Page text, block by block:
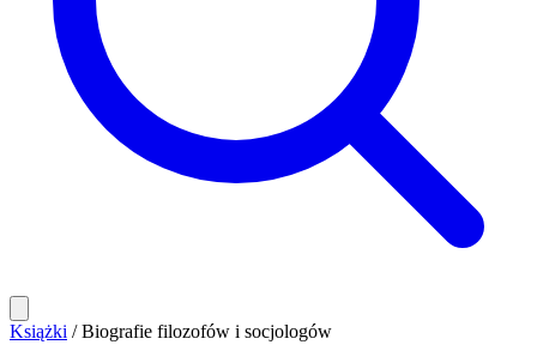
Książki / Biografie filozofów i socjologów